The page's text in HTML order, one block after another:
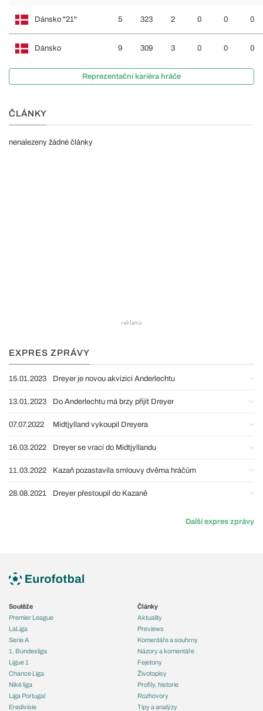
Dánsko "21" 5 323 2 0 0 0
Dánsko 9 309 3 0 0 0
Reprezentační kariéra hráče
ČLÁNKY
nenalezeny žádné články
EXPRES ZPRÁVY
15.01.2023 Dreyer je novou akvizicí Anderlechtu
13.01.2023 Do Anderlechtu má brzy přijít Dreyer
07.07.2022 Midtjylland vykoupil Dreyera
16.03.2022 Dreyer se vrací do Midtjyllandu
11.03.2022 Kazaň pozastavila smlouvy dvěma hráčům
28.08.2021 Dreyer přestoupil do Kazaně
Další expres zprávy
Soutěže
Premier League
LaLiga
Serie A
1. Bundesliga
Ligue 1
Chance Liga
Niké liga
Liga Portugal
Eredivisie
Články
Aktuality
Previews
Komentáře a souhrny
Názory a komentáře
Fejetony
Životopisy
Profily, historie
Rozhovory
Tipy a analýzy